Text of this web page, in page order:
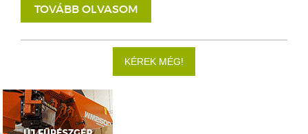
TOVÁBB OLVASOM
KÉREK MÉG!